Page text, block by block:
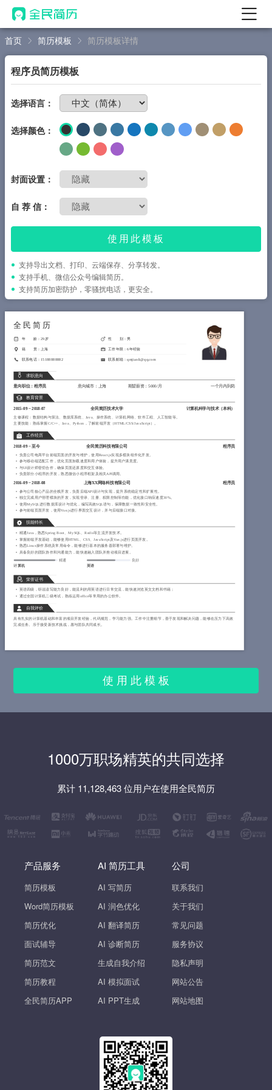
首页
AI 简历工具
AI 优化简历
AI 翻译简历
AI 诊断简历
AI 模拟面试
面试自我介绍
简历教程
登录 / 注册
首页 简历模板 简历模板详情
程序员简历模板
选择语言：
选择颜色：
封面设置：
自 荐 信：
使用此模板
支持导出文档、打印、云端保存、分享转发。
支持手机、微信公众号编辑简历。
支持简历加密防护，零骚扰电话，更安全。
全民简历
年 龄：29岁 性 别：男
籍 贯：上海 工作年限：6年经验
联系电话：15188888882 联系邮箱：qmjianli@qq.com
求职意向
意向职位：程序员 意向城市：上海 期望薪资：5000/月 一个月内到岗
教育背景
2015-09~2018-07 全民简历技术大学 计算机科学与技术（本科）
主修课程：数据结构与算法、数据库系统、Java、操作系统、计算机网络、软件工程、人工智能等。
主要技能：熟练掌握C/C++、Java、Python，了解前端开发（HTML/CSS/JavaScript）。
工作经历
2018-09~至今 全民简历科技有限公司 程序员
负责公司电商平台前端页面的开发与维护，使用React.js实现多模块组件化开发。
参与移动端适配工作，优化页面加载速度和用户体验，提升用户满意度。
与UI设计师密切合作，确保页面还原度和交互体验。
负责部分小程序的开发，熟悉微信小程序框架及相关API调用。
2016-09~2018-08 上海XX网络科技有限公司 程序员
参与公司核心产品的全栈开发，负责后端API设计与实现，提升系统稳定性和扩展性。
独立完成用户管理模块的开发，实现登录、注册、权限控制等功能，优化接口响应速度30%。
使用MySQL进行数据库设计与优化，编写高效SQL语句，保障数据一致性和安全性。
参与前端页面开发，使用Vue.js进行界面交互设计，并与后端接口对接。
技能特长
精通Java，熟悉Spring Boot、MySQL、Redis等主流开发技术。
掌握前端开发基础，能够使用HTML、CSS、JavaScript及Vue.js进行页面开发。
熟悉Linux操作系统及常用命令，能够进行基本的服务器部署与维护。
具备良好的团队协作和沟通能力，能快速融入团队并推动项目进展。
计算机
精通
英语
良好
荣誉证书
英语四级，听说读写能力良好，能流利的用英语进行日常交流，能快速浏览英文文档和书籍；
通过全国计算机二级考试，熟练运用office等常用的办公软件。
自我评价
具有扎实的计算机基础和丰富的项目开发经验，代码规范，学习能力强。工作中注重细节，善于发现和解决问题，能够在压力下高效
完成任务。乐于接受新技术挑战，愿与团队共同成长。
使 用 此 模 板
1000万职场精英的共同选择
累计 11,128,463 位用户在使用全民简历
产品服务
简历模板
Word简历模板
简历优化
面试辅导
简历范文
简历教程
全民简历APP
AI 简历工具
AI 写简历
AI 润色优化
AI 翻译简历
AI 诊断简历
生成自我介绍
AI 模拟面试
AI PPT生成
公司
联系我们
关于我们
常见问题
服务协议
隐私声明
网站公告
网站地图